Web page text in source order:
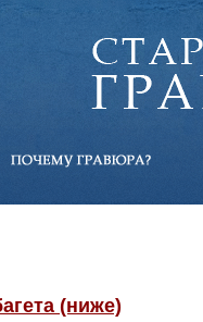
(ниже)